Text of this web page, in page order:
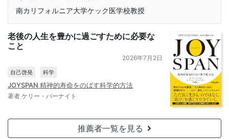
南カリフォルニア大学ケック医学校教授
老後の人生を豊かに過ごすために必要な
こと
2026年7月2日
自己啓発 科学
JOYSPAN 精神的寿命をのばす科学的方法
著者 ケリー・バーナイト
推薦者一覧を見る